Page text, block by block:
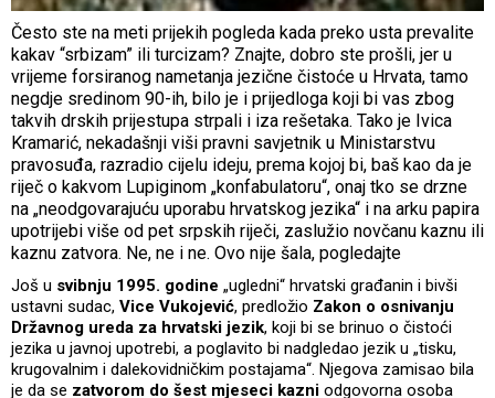
Često ste na meti prijekih pogleda kada preko usta prevalite
kakav “srbizam” ili turcizam? Znajte, dobro ste prošli, jer u
vrijeme forsiranog nametanja jezične čistoće u Hrvata, tamo
negdje sredinom 90-ih, bilo je i prijedloga koji bi vas zbog
takvih drskih prijestupa strpali i iza rešetaka. Tako je Ivica
Kramarić, nekadašnji viši pravni savjetnik u Ministarstvu
pravosuđa, razradio cijelu ideju, prema kojoj bi, baš kao da je
riječ o kakvom Lupiginom „konfabulatoru“, onaj tko se drzne
na „neodgovarajuću uporabu hrvatskog jezika“ i na arku papira
upotrijebi više od pet srpskih riječi, zaslužio novčanu kaznu ili
kaznu zatvora. Ne, ne i ne. Ovo nije šala, pogledajte
Još u svibnju 1995. godine „ugledni“ hrvatski građanin i bivši
ustavni sudac, Vice Vukojević, predložio Zakon o osnivanju
Državnog ureda za hrvatski jezik, koji bi se brinuo o čistoći
jezika u javnoj upotrebi, a poglavito bi nadgledao jezik u „tisku,
krugovalnim i dalekovidničkim postajama“. Njegova zamisao bila
je da se zatvorom do šest mjeseci kazni odgovorna osoba